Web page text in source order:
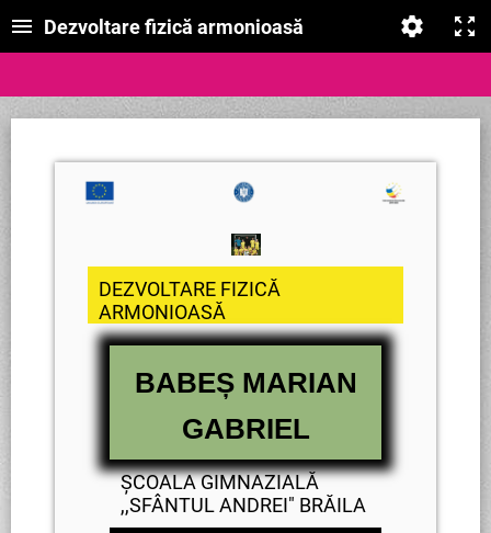
Dezvoltare fizică armonioasă
DEZVOLTARE FIZICĂ
ARMONIOASĂ
BABEȘ MARIAN
GABRIEL
ȘCOALA GIMNAZIALĂ
,,SFÂNTUL ANDREI" BRĂILA